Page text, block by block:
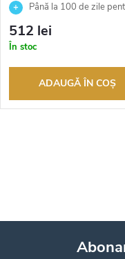
Până la 100 de zile
returnarea bunurilor. Vânzător
autorizat
512 lei
În stoc
ADAUGĂ ÎN COŞ